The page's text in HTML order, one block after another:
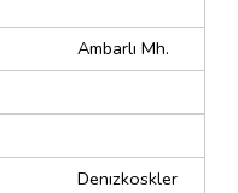
Ambarlı Mh.
Denızkoskler